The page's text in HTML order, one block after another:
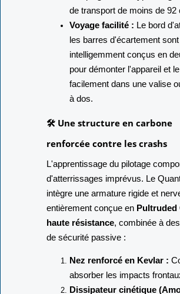
de transport de moins de 92
Voyage facilité : Le bord
les barres d'écartement sont
intelligemment conçus en
pour démonter l'appareil et
facilement dans une valise
à dos.
🛠️ Une structure en carbone
renforcée contre les crashs
L'apprentissage du pilotage
d'atterrissages imprévus. Le
intègre une armature rigide et
entièrement conçue en Pultruded
haute résistance, combinée à
de sécurité passive :
Nez renforcé en Kevlar :
absorber les impacts
Dissipateur cinétique